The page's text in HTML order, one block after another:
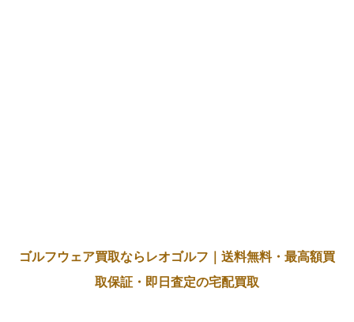
ゴルフウェア買取ならレオゴルフ｜送料無料・最高額買
取保証・即日査定の宅配買取